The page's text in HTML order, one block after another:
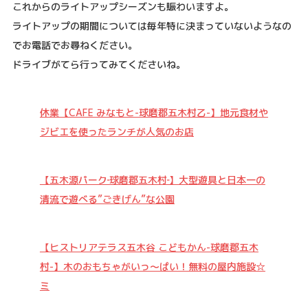
これからのライトアップシーズンも賑わいますよ。
ライトアップの期間については毎年特に決まっていないようなの
でお電話でお尋ねください。
ドライブがてら行ってみてくださいね。
休業【CAFE みなもと-球磨郡五木村乙-】地元食材や
ジビエを使ったランチが人気のお店
【五木源パーク‐球磨郡五木村‐】大型遊具と日本一の
清流で遊べる”ごきげん”な公園
【ヒストリアテラス五木谷 こどもかん-球磨郡五木
村-】木のおもちゃがいっ〜ぱい！無料の屋内施設☆
ミ